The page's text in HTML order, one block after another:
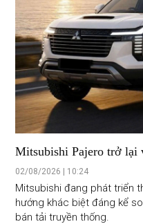
Mitsubishi Pajero trở lại
mới, định vị cao cấp đối
Prado
02/08/2026 | 10:24
Mitsubishi đang phát triển
hướng khác biệt đáng kể
bán tải truyền thống.